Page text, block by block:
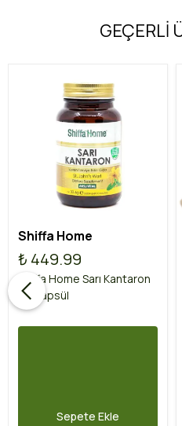
GEÇERLİ
Shiffa Home
₺ 449.99
Shiffa Home Sarı Kantaron
60 Kapsül
Sepete Ekle